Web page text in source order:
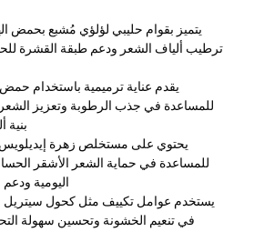
يتميز بقوام حليبي لؤلؤي مُشبع بحمض
ترطيب ألياف الشعر ودعم طبقة القشرة
يقدم عناية ترميمية باستخدام حمض
للمساعدة في جذب الرطوبة وتعزيز
بنية
يحتوي على مستخلص زهرة إيديلويس
للمساعدة في حماية الشعر الأشقر
اليومية
يستخدم عوامل تكييف مثل كحول سيتريل
في تنعيم الخشونة وتحسين سهولة